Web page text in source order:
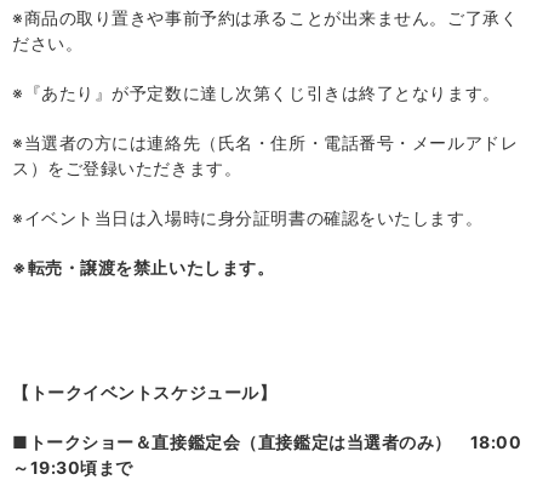
※商品の取り置きや事前予約は承ることが出来ません。ご了承く
ださい。
※『あたり』が予定数に達し次第くじ引きは終了となります。
※当選者の方には連絡先（氏名・住所・電話番号・メールアドレ
ス）をご登録いただきます。
※イベント当日は入場時に身分証明書の確認をいたします。
※転売・譲渡を禁止いたします。
【トークイベントスケジュール】
■トークショー＆直接鑑定会（直接鑑定は当選者のみ） 18:00
～19:30頃まで